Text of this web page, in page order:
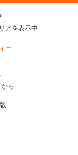
アを表示中
ー
ら